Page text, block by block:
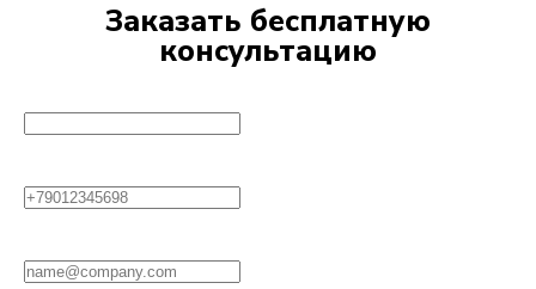
Заказать бесплатную
консультацию